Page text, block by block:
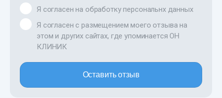
Я согласен на обработку персональнх данных
Я согласен с размещением моего отзыва на
этом и других сайтах, где упоминается ОН
КЛИНИК
Оставить отзыв